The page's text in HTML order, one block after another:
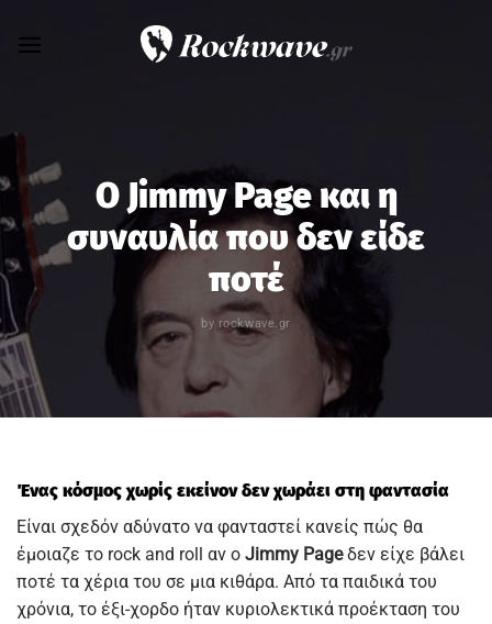
Ο Jimmy Page και η
συναυλία που δεν είδε
ποτέ
by rockwave.gr
Ένας κόσμος χωρίς εκείνον δεν χωράει στη φαντασία
Είναι σχεδόν αδύνατο να φανταστεί κανείς πώς θα
έμοιαζε το rock and roll αν ο Jimmy Pageδεν είχε βάλει
ποτέ τα χέρια του σε μια κιθάρα. Από τα παιδικά του
χρόνια, το έξι-χορδο ήταν κυριολεκτικά προέκταση του